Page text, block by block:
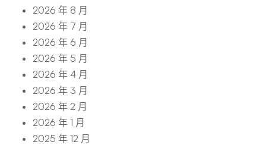
2026 年 8 月
2026 年 7 月
2026 年 6 月
2026 年 5 月
2026 年 4 月
2026 年 3 月
2026 年 2 月
2026 年 1 月
2025 年 12 月